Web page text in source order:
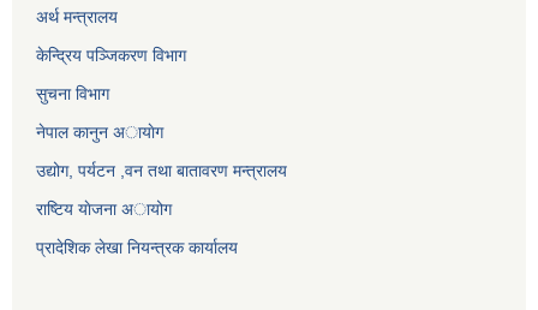
अर्थ मन्त्रालय
केन्द्रिय पञ्जिकरण विभाग
सुचना विभाग
नेपाल कानुन अायाेग
उद्योग, पर्यटन ,वन तथा बातावरण मन्त्रालय
राष्टिय याेजना अायोग
प्रादेशिक लेखा नियन्त्रक कार्यालय